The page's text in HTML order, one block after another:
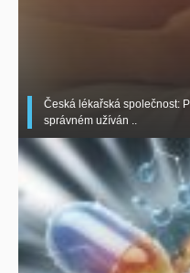
Česká lékařská společnost:
správném užíván ..